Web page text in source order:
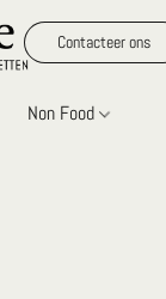
Contacteer ons
Non Food